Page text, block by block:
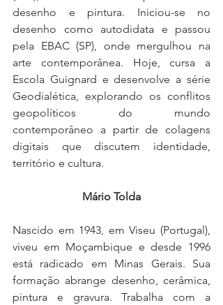
desenho e pintura. Iniciou-se no
desenho como autodidata e passou
pela EBAC (SP), onde mergulhou na
arte contemporânea. Hoje, cursa a
Escola Guignard e desenvolve a série
Geodialética, explorando os conflitos
geopolíticos do mundo
contemporâneo a partir de colagens
digitais que discutem identidade,
território e cultura.
Mário Tolda
Nascido em 1943, em Viseu (Portugal),
viveu em Moçambique e desde 1996
está radicado em Minas Gerais. Sua
formação abrange desenho, cerâmica,
pintura e gravura. Trabalha com a